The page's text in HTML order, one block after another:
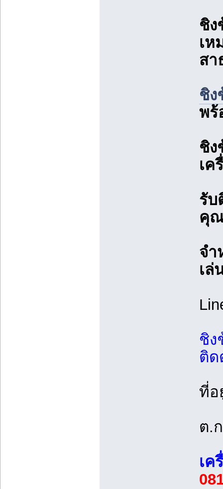
ชิง
เห
สา
ชิง
พร้
ชิง
เค
รับ
คุ
จำ
เล่
ชิง
ติด
ที่
ต.
เค